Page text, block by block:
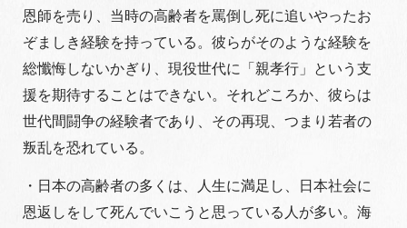
恩師を売り、当時の高齢者を罵倒し死に追いやったお
ぞましき経験を持っている。彼らがそのような経験を
総懺悔しないかぎり、現役世代に「親孝行」という支
援を期待することはできない。それどころか、彼らは
世代間闘争の経験者であり、その再現、つまり若者の
叛乱を恐れている。
・日本の高齢者の多くは、人生に満足し、日本社会に
恩返しをして死んでいこうと思っている人が多い。海